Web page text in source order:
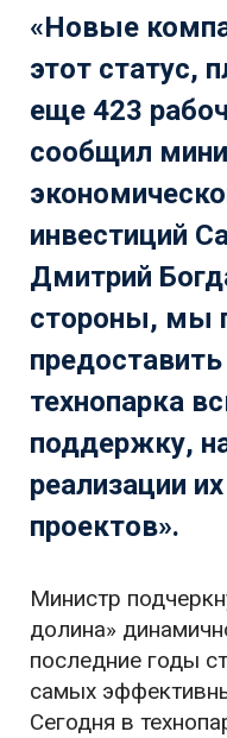
«Новые
этот статус,
еще 423
сообщил
инвестиций
Дмитрий
стороны, мы
технопарка
поддержку,
реализации
проектов».
Министр
долина»
последние годы
самых
Сегодня в